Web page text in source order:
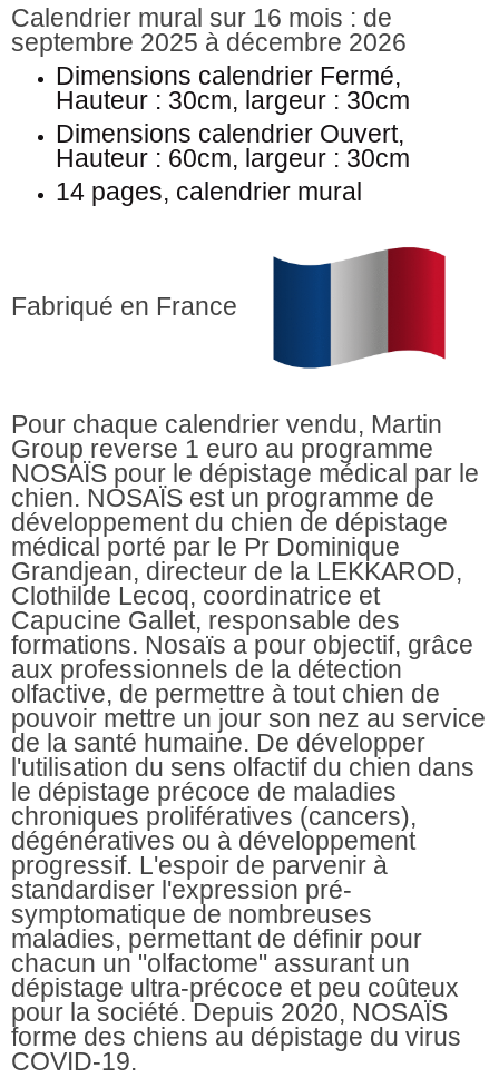
Calendrier mural sur 16 mois : de
septembre 2025 à décembre 2026
Dimensions calendrier Fermé,
Hauteur : 30cm, largeur : 30cm
Dimensions calendrier Ouvert,
Hauteur : 60cm, largeur : 30cm
14 pages, calendrier mural
Fabriqué en France
Pour chaque calendrier vendu, Martin
Group reverse 1 euro au programme
NOSAÏS pour le dépistage médical par le
chien. NOSAÏS est un programme de
développement du chien de dépistage
médical porté par le Pr Dominique
Grandjean, directeur de la LEKKAROD,
Clothilde Lecoq, coordinatrice et
Capucine Gallet, responsable des
formations. Nosaïs a pour objectif, grâce
aux professionnels de la détection
olfactive, de permettre à tout chien de
pouvoir mettre un jour son nez au service
de la santé humaine. De développer
l'utilisation du sens olfactif du chien dans
le dépistage précoce de maladies
chroniques prolifératives (cancers),
dégénératives ou à développement
progressif. L'espoir de parvenir à
standardiser l'expression pré-
symptomatique de nombreuses
maladies, permettant de définir pour
chacun un "olfactome" assurant un
dépistage ultra-précoce et peu coûteux
pour la société. Depuis 2020, NOSAÏS
forme des chiens au dépistage du virus
COVID-19.